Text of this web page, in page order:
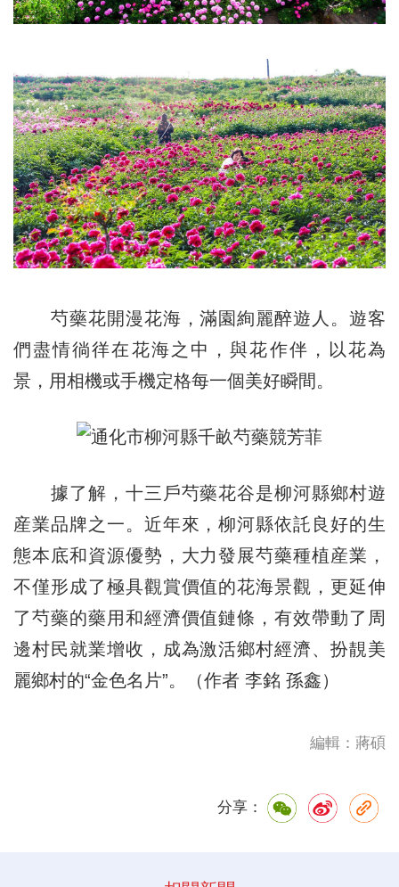
芍藥花開漫花海，滿園絢麗醉遊人。遊客
們盡情徜徉在花海之中，與花作伴，以花為
景，用相機或手機定格每一個美好瞬間。
據了解，十三戶芍藥花谷是柳河縣鄉村遊
産業品牌之一。近年來，柳河縣依託良好的生
態本底和資源優勢，大力發展芍藥種植産業，
不僅形成了極具觀賞價值的花海景觀，更延伸
了芍藥的藥用和經濟價值鏈條，有效帶動了周
邊村民就業增收，成為激活鄉村經濟、扮靚美
麗鄉村的“金色名片”。（作者 李銘 孫鑫）
編輯：蔣碩
分享：